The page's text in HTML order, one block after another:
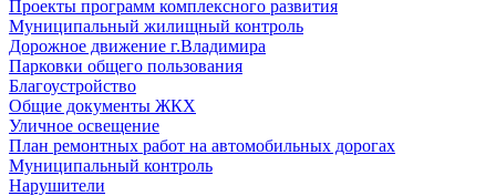
Проекты программ комплексного развития
Муниципальный жилищный контроль
Дорожное движение г.Владимира
Парковки общего пользования
Благоустройство
Общие документы ЖКХ
Уличное освещение
План ремонтных работ на автомобильных дорогах
Муниципальный контроль
Нарушители